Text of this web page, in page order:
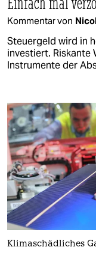
Kommentar von
Steuergeld wird in
investiert. Riskante
Instrumente der
Klimaschädliches